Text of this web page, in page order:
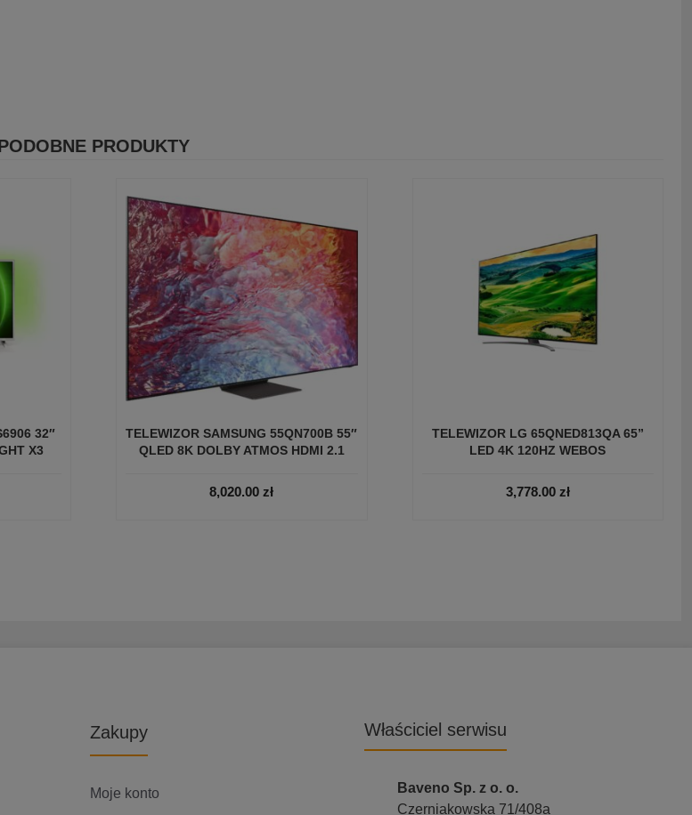
PRODUKTY
32″
X3
TELEWIZOR SAMSUNG 55QN700B 55″
QLED 8K DOLBY ATMOS HDMI 2.1
8,020.00zł
TELEWIZOR LG 65QNED813QA 65”
LED 4K 120HZ WEBOS
3,778.00 zł
Zakupy
Moje konto
Właściciel serwisu
Baveno Sp. z o. o.
Czerniakowska 71/408a